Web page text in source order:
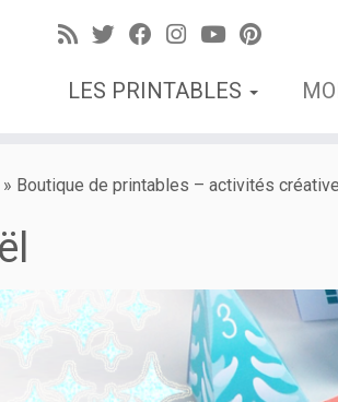
LES PRINTABLES
» Boutique de printables – activités